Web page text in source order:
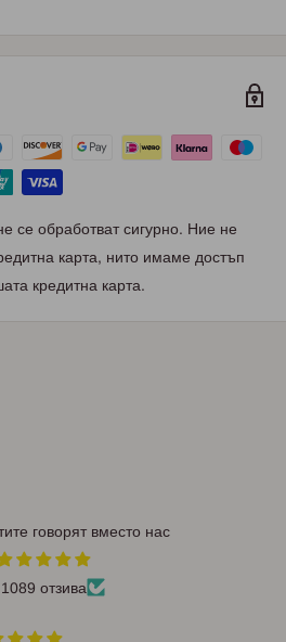
се обработват сигурно. Ние не
карта, нито имаме достъп
кредитна карта.
говорят вместо нас
отзива